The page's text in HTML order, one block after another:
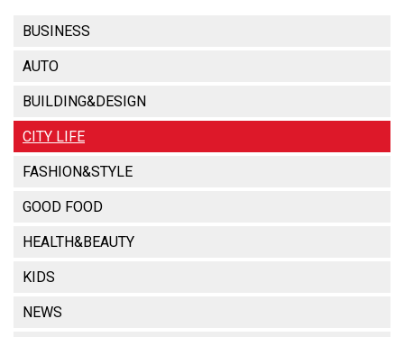
BUSINESS
AUTO
BUILDING&DESIGN
CITY LIFE
FASHION&STYLE
GOOD FOOD
HEALTH&BEAUTY
KIDS
NEWS